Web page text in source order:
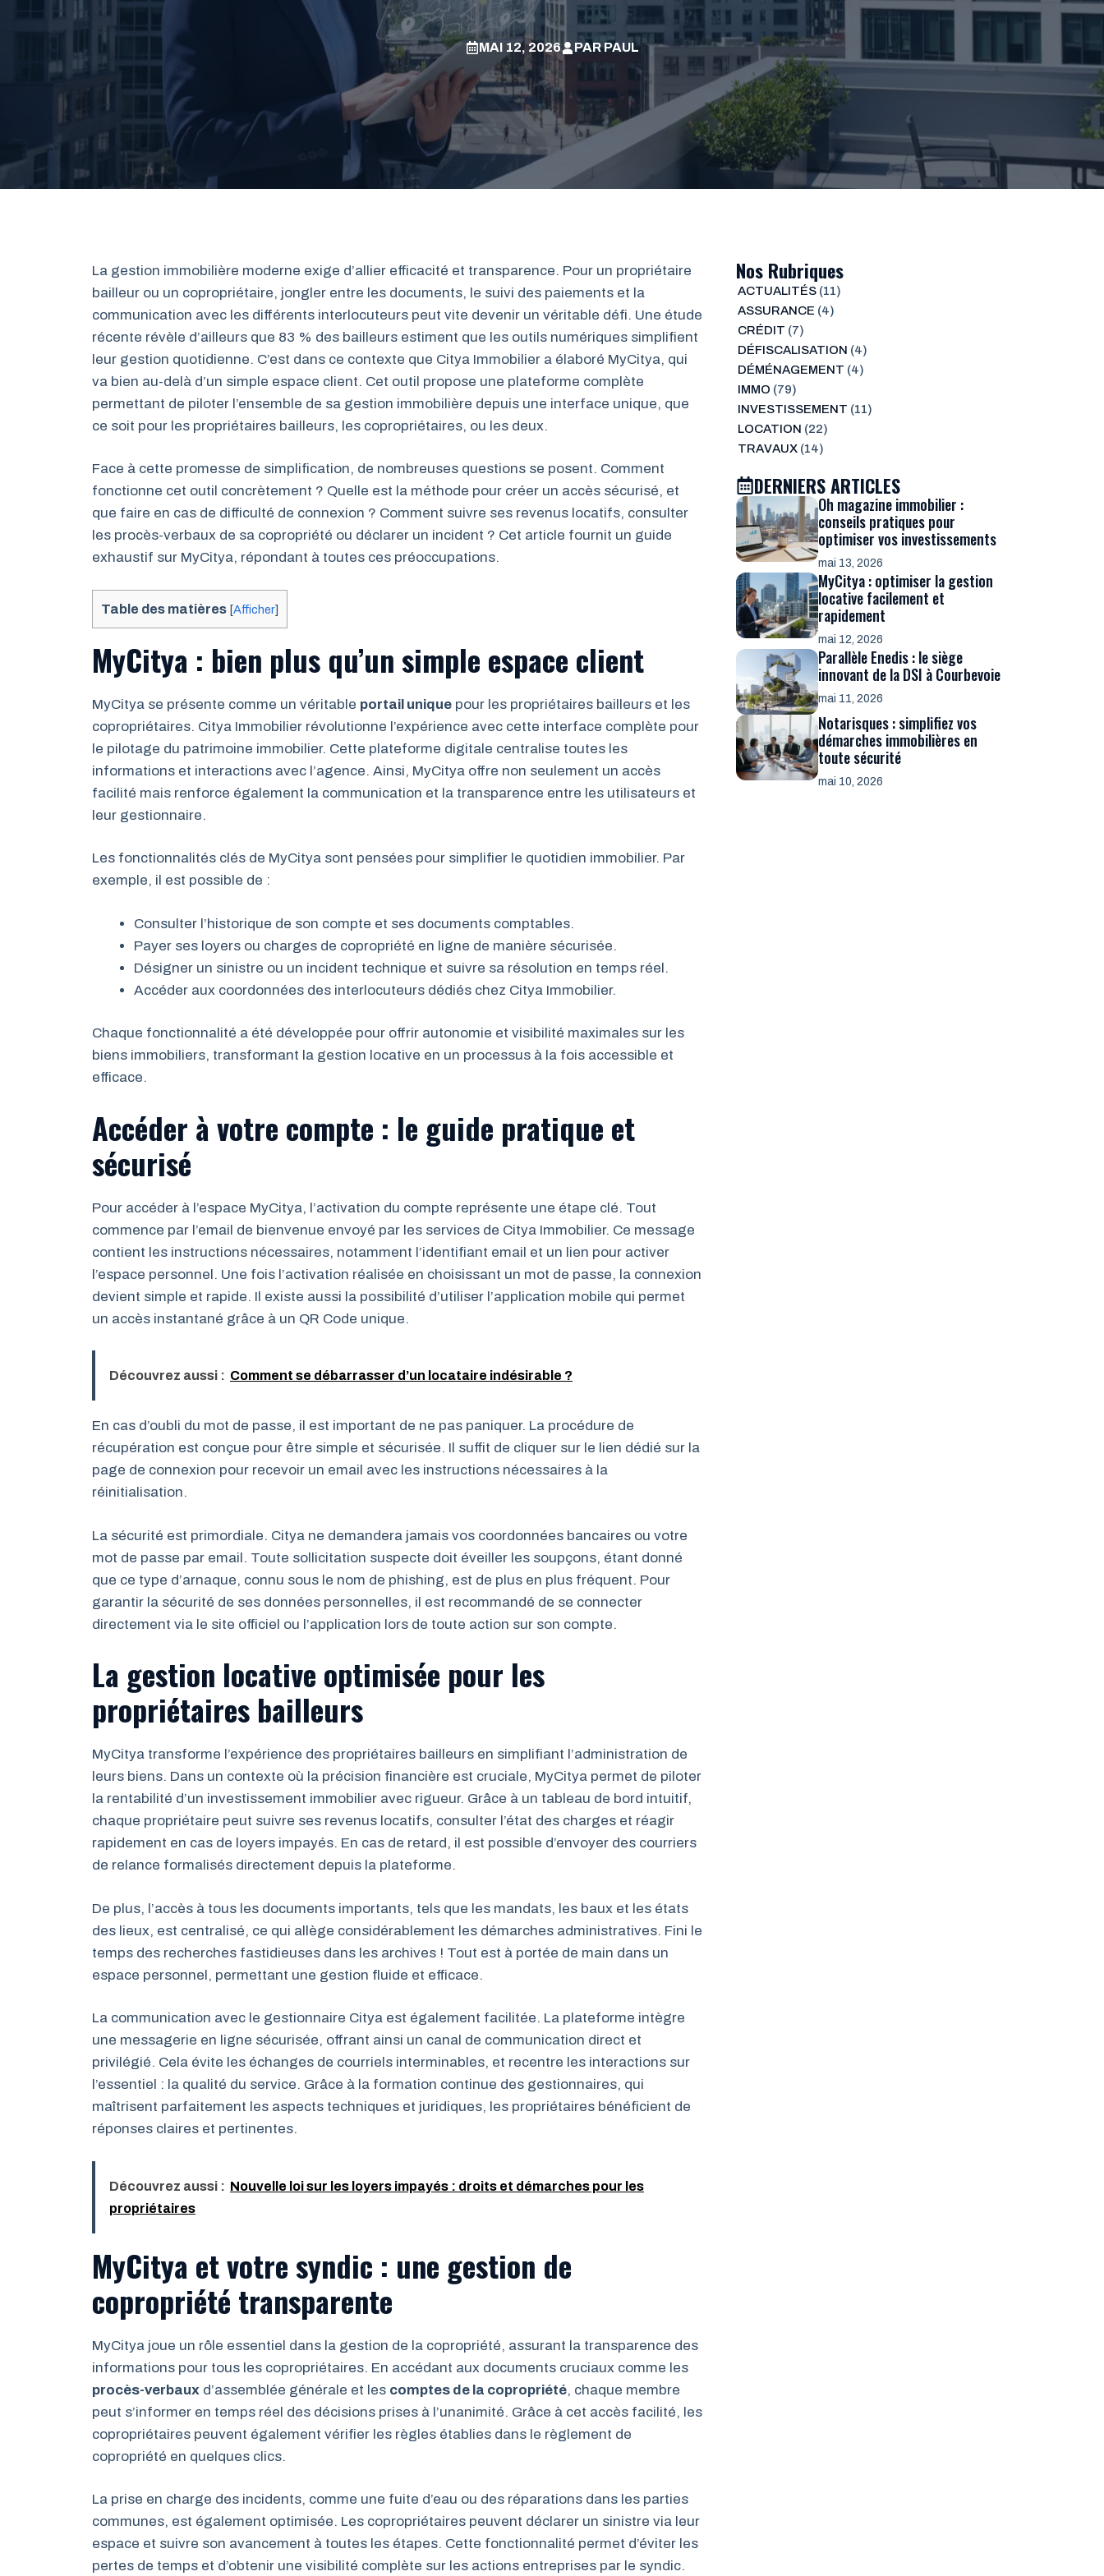
MAI 12, 2026 PARPAUL
La gestion immobilière moderne exige d’allier efficacité et transparence. Pour un propriétaire
bailleur ou un copropriétaire, jongler entre les documents, le suivi des paiements et la
communication avec les différents interlocuteurs peut vite devenir un véritable défi. Une étude
récente révèle d’ailleurs que 83 % des bailleurs estiment que les outils numériques simplifient
leur gestion quotidienne. C’est dans ce contexte que Citya Immobilier a élaboré MyCitya, qui
va bien au-delà d’un simple espace client. Cet outil propose une plateforme complète
permettant de piloter l’ensemble de sa gestion immobilière depuis une interface unique, que
ce soit pour les propriétaires bailleurs, les copropriétaires, ou les deux.
Face à cette promesse de simplification, de nombreuses questions se posent. Comment
fonctionne cet outil concrètement ? Quelle est la méthode pour créer un accès sécurisé, et
que faire en cas de difficulté de connexion ? Comment suivre ses revenus locatifs, consulter
les procès-verbaux de sa copropriété ou déclarer un incident ? Cet article fournit un guide
exhaustif sur MyCitya, répondant à toutes ces préoccupations.
Table des matières [Afficher]
MyCitya : bien plus qu’un simple espace client
MyCitya se présente comme un véritable portail unique pour les propriétaires bailleurs et les
copropriétaires. Citya Immobilier révolutionne l’expérience avec cette interface complète pour
le pilotage du patrimoine immobilier. Cette plateforme digitale centralise toutes les
informations et interactions avec l’agence. Ainsi, MyCitya offre non seulement un accès
facilité mais renforce également la communication et la transparence entre les utilisateurs et
leur gestionnaire.
Les fonctionnalités clés de MyCitya sont pensées pour simplifier le quotidien immobilier. Par
exemple, il est possible de :
Consulter l’historique de son compte et ses documents comptables.
Payer ses loyers ou charges de copropriété en ligne de manière sécurisée.
Désigner un sinistre ou un incident technique et suivre sa résolution en temps réel.
Accéder aux coordonnées des interlocuteurs dédiés chez Citya Immobilier.
Chaque fonctionnalité a été développée pour offrir autonomie et visibilité maximales sur les
biens immobiliers, transformant la gestion locative en un processus à la fois accessible et
efficace.
Accéder à votre compte : le guide pratique et
sécurisé
Pour accéder à l’espace MyCitya, l’activation du compte représente une étape clé. Tout
commence par l’email de bienvenue envoyé par les services de Citya Immobilier. Ce message
contient les instructions nécessaires, notamment l’identifiant email et un lien pour activer
l’espace personnel. Une fois l’activation réalisée en choisissant un mot de passe, la connexion
devient simple et rapide. Il existe aussi la possibilité d’utiliser l’application mobile qui permet
un accès instantané grâce à un QR Code unique.
Découvrez aussi : Comment se débarrasser d’un locataire indésirable ?
En cas d’oubli du mot de passe, il est important de ne pas paniquer. La procédure de
récupération est conçue pour être simple et sécurisée. Il suffit de cliquer sur le lien dédié sur la
page de connexion pour recevoir un email avec les instructions nécessaires à la
réinitialisation.
La sécurité est primordiale. Citya ne demandera jamais vos coordonnées bancaires ou votre
mot de passe par email. Toute sollicitation suspecte doit éveiller les soupçons, étant donné
que ce type d’arnaque, connu sous le nom de phishing, est de plus en plus fréquent. Pour
garantir la sécurité de ses données personnelles, il est recommandé de se connecter
directement via le site officiel ou l’application lors de toute action sur son compte.
La gestion locative optimisée pour les
propriétaires bailleurs
MyCitya transforme l’expérience des propriétaires bailleurs en simplifiant l’administration de
leurs biens. Dans un contexte où la précision financière est cruciale, MyCitya permet de piloter
la rentabilité d’un investissement immobilier avec rigueur. Grâce à un tableau de bord intuitif,
chaque propriétaire peut suivre ses revenus locatifs, consulter l’état des charges et réagir
rapidement en cas de loyers impayés. En cas de retard, il est possible d’envoyer des courriers
de relance formalisés directement depuis la plateforme.
De plus, l’accès à tous les documents importants, tels que les mandats, les baux et les états
des lieux, est centralisé, ce qui allège considérablement les démarches administratives. Fini le
temps des recherches fastidieuses dans les archives ! Tout est à portée de main dans un
espace personnel, permettant une gestion fluide et efficace.
La communication avec le gestionnaire Citya est également facilitée. La plateforme intègre
une messagerie en ligne sécurisée, offrant ainsi un canal de communication direct et
privilégié. Cela évite les échanges de courriels interminables, et recentre les interactions sur
l’essentiel : la qualité du service. Grâce à la formation continue des gestionnaires, qui
maîtrisent parfaitement les aspects techniques et juridiques, les propriétaires bénéficient de
réponses claires et pertinentes.
Découvrez aussi : Nouvelle loi sur les loyers impayés : droits et démarches pour les
propriétaires
MyCitya et votre syndic : une gestion de
copropriété transparente
MyCitya joue un rôle essentiel dans la gestion de la copropriété, assurant la transparence des
informations pour tous les copropriétaires. En accédant aux documents cruciaux comme les
procès-verbaux d’assemblée générale et les comptes de la copropriété, chaque membre
peut s’informer en temps réel des décisions prises à l’unanimité. Grâce à cet accès facilité, les
copropriétaires peuvent également vérifier les règles établies dans le règlement de
copropriété en quelques clics.
La prise en charge des incidents, comme une fuite d’eau ou des réparations dans les parties
communes, est également optimisée. Les copropriétaires peuvent déclarer un sinistre via leur
espace et suivre son avancement à toutes les étapes. Cette fonctionnalité permet d’éviter les
pertes de temps et d’obtenir une visibilité complète sur les actions entreprises par le syndic.
Nos Rubriques
ACTUALITÉS(11)
ASSURANCE (4)
CRÉDIT (7)
DÉFISCALISATION (4)
DÉMÉNAGEMENT (4)
IMMO (79)
INVESTISSEMENT (11)
LOCATION (22)
TRAVAUX(14)
DERNIERS ARTICLES
Oh magazine immobilier :
conseils pratiques pour
optimiser vos investissements
mai 13, 2026
MyCitya : optimiser la gestion
locative facilement et
rapidement
mai 12, 2026
Parallèle Enedis : le siège
innovant de la DSI à Courbevoie
mai 11, 2026
Notarisques : simplifiez vos
démarches immobilières en
toute sécurité
mai 10, 2026